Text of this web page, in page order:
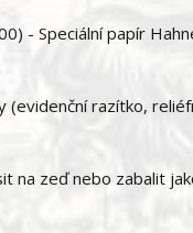
- Speciální papír
razítko,
na zeď nebo zabalit